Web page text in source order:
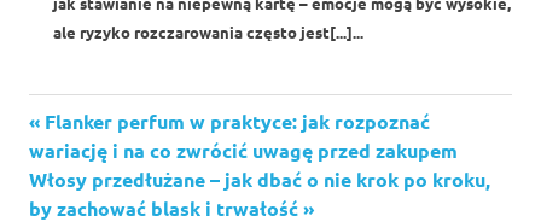
ale ryzyko rozczarowania często jest[...]...
Nawigacja
wpisu
Previous
Post:
Flanker perfum w praktyce: jak rozpoznać
wariację i na co zwrócić uwagę przed zakupem
Next
Post:
Włosy przedłużane – jak dbać o nie krok po kroku,
by zachować blask i trwałość